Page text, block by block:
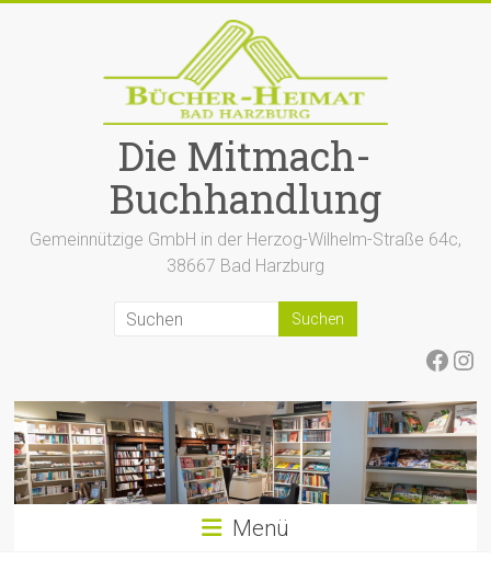
Die Mitmach-
Buchhandlung
Gemeinnützige GmbH in der Herzog-Wilhelm-Straße 64c,
38667 Bad Harzburg
Menü